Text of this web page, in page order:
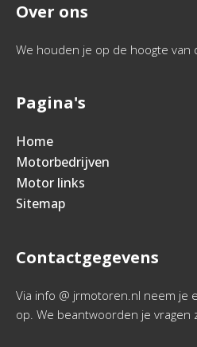
Over ons
We houden je op de hoogte
Pagina's
Home
Motorbedrijven
Motor links
Sitemap
Contactgegevens
Via info @ jrmotoren.nl neem je
op. We beantwoorden je vragen